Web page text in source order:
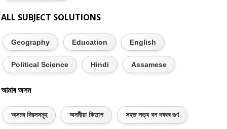
ALL SUBJECT SOLUTIONS
Geography Education English
Political Science Hindi Assamese
আমাৰ অসম
অসমৰ দিৱসসমূহ অসমীয়া কিতাপ সহজ লভ্য বন দৰবৰ গুণ